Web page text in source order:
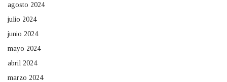
agosto 2024
julio 2024
junio 2024
mayo 2024
abril 2024
marzo 2024